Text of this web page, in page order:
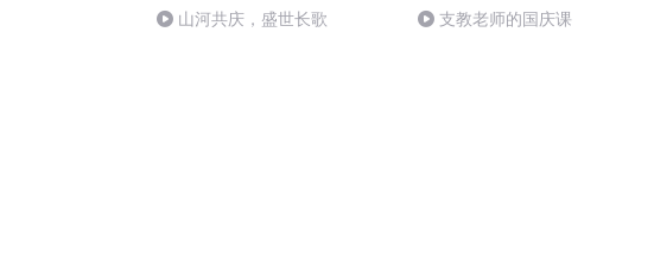
山河共庆，盛世长歌 支教老师的国庆课